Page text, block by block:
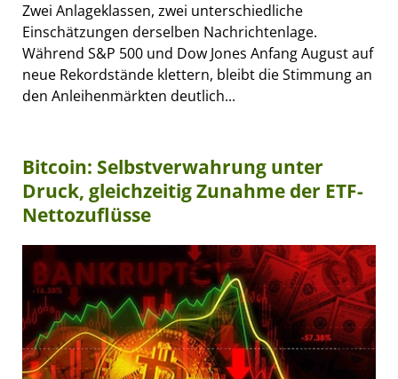
Zwei Anlageklassen, zwei unterschiedliche
Einschätzungen derselben Nachrichtenlage.
Während S&P 500 und Dow Jones Anfang August auf
neue Rekordstände klettern, bleibt die Stimmung an
den Anleihenmärkten deutlich...
Bitcoin: Selbstverwahrung unter
Druck, gleichzeitig Zunahme der ETF-
Nettozuflüsse